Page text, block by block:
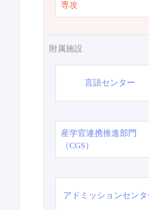
専攻
附属施設
言語センター
産学官連携推進部門
（CGS）
アドミッションセンタ